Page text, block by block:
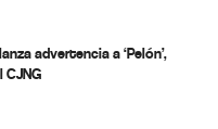
advertencia a ‘Pelón’,